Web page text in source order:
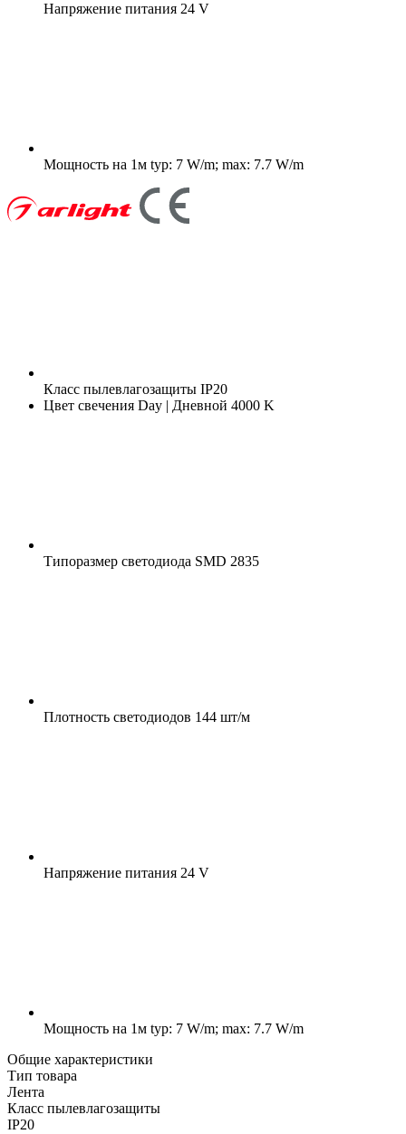
Напряжение питания 24 V
Мощность на 1м typ: 7 W/m; max: 7.7 W/m
Класс пылевлагозащиты IP20
Цвет свечения Day | Дневной 4000 K
Типоразмер светодиода SMD 2835
Плотность светодиодов 144 шт/м
Напряжение питания 24 V
Мощность на 1м typ: 7 W/m; max: 7.7 W/m
Общие характеристики
Тип товара
Лента
Класс пылевлагозащиты
IP20